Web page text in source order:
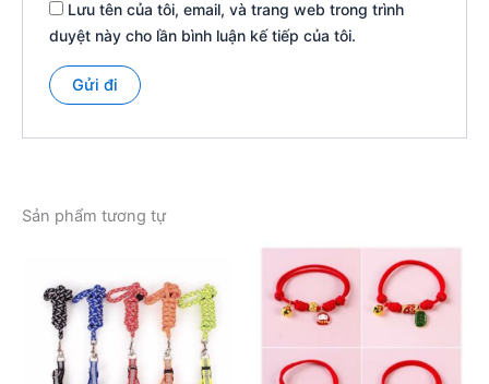
Lưu tên của tôi, email, và trang web trong trình
duyệt này cho lần bình luận kế tiếp của tôi.
Sản phẩm tương tự